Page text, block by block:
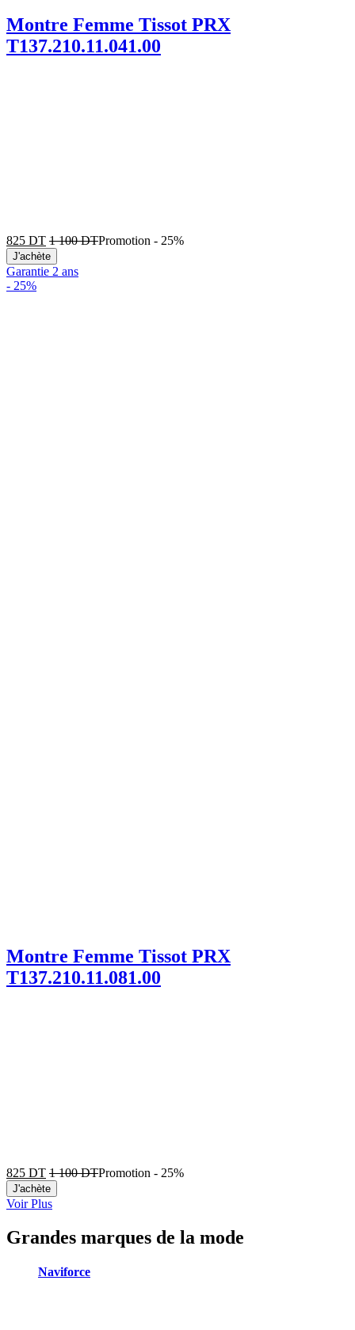
Montre Femme Tissot PRX
T137.210.11.041.00
825 DT 1 100DTPromotion - 25%
J'achète
Garantie 2 ans
- 25%
Montre Femme Tissot PRX
T137.210.11.081.00
825 DT 1 100DTPromotion - 25%
J'achète
Voir Plus
Grandes marques de la mode
Naviforce